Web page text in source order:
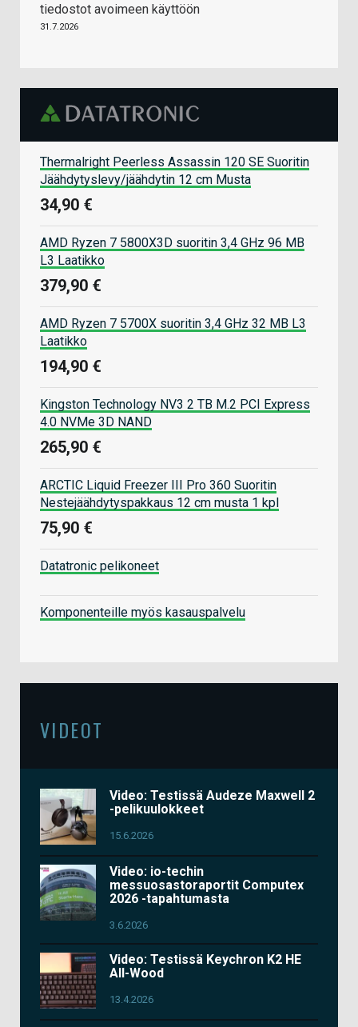
tiedostot avoimeen käyttöön
31.7.2026
Thermalright Peerless Assassin 120 SE Suoritin
Jäähdytyslevy/jäähdytin 12 cm Musta
34,90 €
AMD Ryzen 7 5800X3D suoritin 3,4 GHz 96 MB
L3 Laatikko
379,90 €
AMD Ryzen 7 5700X suoritin 3,4 GHz 32 MB L3
Laatikko
194,90 €
Kingston Technology NV3 2 TB M.2 PCI Express
4.0 NVMe 3D NAND
265,90 €
ARCTIC Liquid Freezer III Pro 360 Suoritin
Nestejäähdytyspakkaus 12 cm musta 1 kpl
75,90 €
Datatronic pelikoneet
Komponenteille myös kasauspalvelu
VIDEOT
Video: Testissä Audeze Maxwell 2
-pelikuulokkeet
15.6.2026
Video: io-techin
messuosastoraportit Computex
2026 -tapahtumasta
3.6.2026
Video: Testissä Keychron K2 HE
All-Wood
13.4.2026